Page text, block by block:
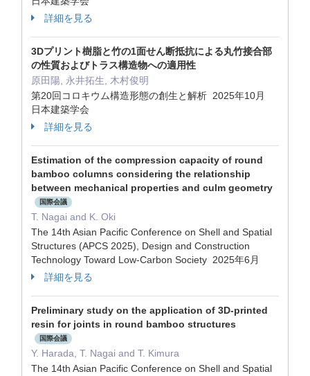
詳細を見る
3Dプリント樹脂と竹の1面せん断抵抗による丸竹接合部
の性質およびトラス構造物への適用性
原田陽, 永井拓生, 木村俊明
第20回コロキウム構造形態の創生と解析 2025年10月
日本建築学会
詳細を見る
Estimation of the compression capacity of round
bamboo columns considering the relationship
between mechanical properties and culm geometry
国際会議
T. Nagai and K. Oki
The 14th Asian Pacific Conference on Shell and Spatial
Structures (APCS 2025), Design and Construction
Technology Toward Low-Carbon Society 2025年6月
詳細を見る
Preliminary study on the application of 3D-printed
resin for joints in round bamboo structures
国際会議
Y. Harada, T. Nagai and T. Kimura
The 14th Asian Pacific Conference on Shell and Spatial